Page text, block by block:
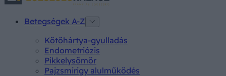
Betegségek A-Z
Kötőhártya-gyulladás
Endometriózis
Pikkelysömör
Pajzsmirigy alulműködés